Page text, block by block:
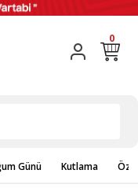
0
Günü Kutlama